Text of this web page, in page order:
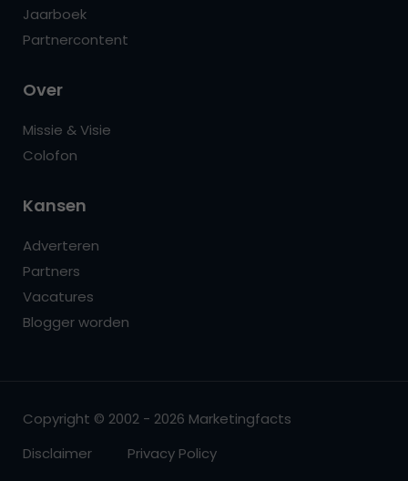
Jaarboek
Partnercontent
Over
Missie & Visie
Colofon
Kansen
Adverteren
Partners
Vacatures
Blogger worden
Copyright © 2002 - 2026 Marketingfacts
Disclaimer
Privacy Policy